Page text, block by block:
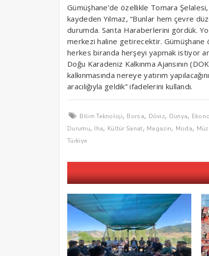
Gümüşhane’de özellikle Tomara
kaydeden Yılmaz, “Bunlar hem çevre
durumda. Santa Haraberlerini gördük.
merkezi haline getirecektir.
herkes biranda herşeyi yapmak istiyor
Doğu Karadeniz Kalkınma Ajansının
kalkınmasında nereye yatırım
aracılığıyla geldik” ifadelerini kullandı.
Bilim Teknoloji, Borsa, Döviz, Dünya,
Durumu, Iha, Kültür Sanat, Magazin, Moda,
Türkiye